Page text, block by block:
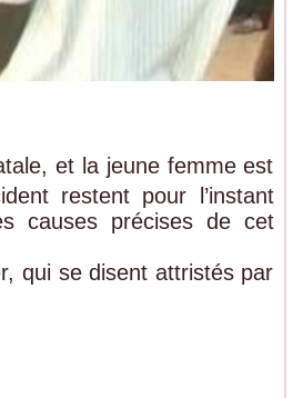
et la jeune femme est
restent pour l’instant
causes précises de cet
qui se disent attristés par